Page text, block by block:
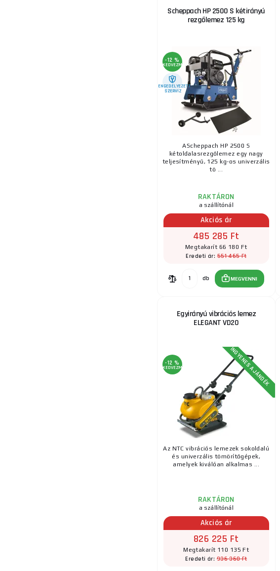
Scheppach HP 2500 S kétirányú
rezgőlemez 125 kg
-12 %
KEDVEZMÉNY
ENGEDÉLYEZETT
SZERVIZ
AScheppach HP 2500 S
kétoldalasrezgőlemez egy nagy
teljesítményű, 125 kg-os univerzális
tö ...
RAKTÁRON
a szállítónál
Akciós ár
485 285 Ft
Megtakarít 66 180 Ft
Eredeti ár:551 465 Ft
db MEGVENNI
Egyirányú vibrációs lemez
ELEGANT VD20
-12 %
KEDVEZMÉNY INGYENES AJÁNDÉK
Az NTC vibrációs lemezek sokoldalú
és univerzális tömörítőgépek,
amelyek kiválóan alkalmas ...
RAKTÁRON
a szállítónál
Akciós ár
826 225 Ft
Megtakarít 110 135 Ft
Eredeti ár:936 360 Ft